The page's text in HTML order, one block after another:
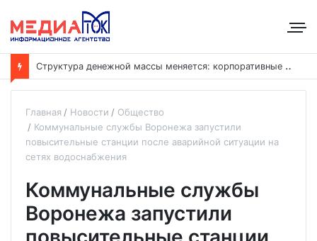
С
труктура денежной массы меняется: корпоративные депозиты обогнали вклады населения
Главная Новости
Общество
Коммунальные службы Воронежа запустили
повысительные станции после аварийной ситуации на
сетях водоснабжения
Коммунальные службы
Воронежа запустили